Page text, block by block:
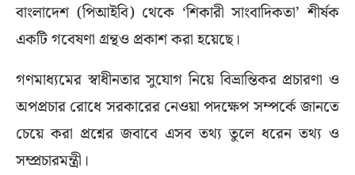
বাংলাদেশ (পিআইবি) থেকে ‘শিকারী সাংবাদিকতা’ শীর্ষক
একটি গবেষণা গ্রন্থও প্রকাশ করা হয়েছে।
গণমাধ্যমের স্বাধীনতার সুযোগ নিয়ে বিভ্রান্তিকর প্রচারণা ও
অপপ্রচার রোধে সরকারের নেওয়া পদক্ষেপ সম্পর্কে জানতে
চেয়ে করা প্রশ্নের জবাবে এসব তথ্য তুলে ধরেন তথ্য ও
সম্প্রচারমন্ত্রী।